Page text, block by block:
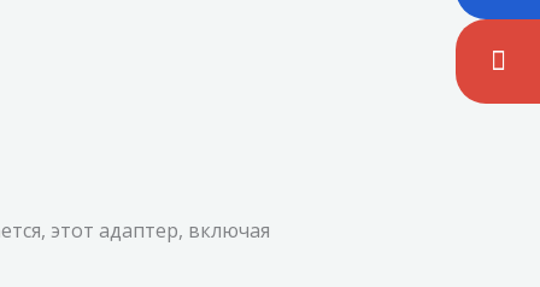
этот адаптер, включая